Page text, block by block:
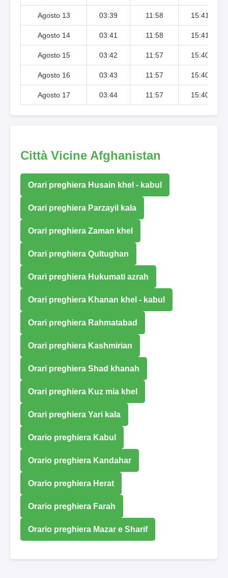
Agosto 13 03:39 11:58 15:41
Agosto 14 03:41 11:58 15:41
Agosto 15 03:42 11:57 15:40
Agosto 16 03:43 11:57 15:40
Agosto 17 03:44 11:57 15:40
Città Vicine Afghanistan
Orari preghiera Husain khel - kabul
Orari preghiera Parzayil kala
Orari preghiera Zaman khel
Orari preghiera Qultughan
Orari preghiera Hukumati azrah
Orari preghiera Khanan khel - kabul
Orari preghiera Rahmatabad
Orari preghiera Kashmirian
Orari preghiera Shad khanah
Orari preghiera Kuz mia khel
Orari preghiera Yari kala
Orario preghiera Kabul
Orario preghiera Kandahar
Orario preghiera Herat
Orario preghiera Farah
Orario preghiera Mazar e Sharif